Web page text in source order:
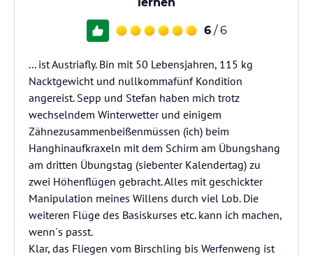
6 / 6
... ist Austriafly. Bin mit 50 Lebensjahren, 115 kg
Nacktgewicht und nullkommafünf Kondition
angereist. Sepp und Stefan haben mich trotz
wechselndem Winterwetter und einigem
Zähnezusammenbeißenmüssen (ich) beim
Hanghinaufkraxeln mit dem Schirm am Übungshang
am dritten Übungstag (siebenter Kalendertag) zu
zwei Höhenflügen gebracht. Alles mit geschickter
Manipulation meines Willens durch viel Lob. Die
weiteren Flüge des Basiskurses etc. kann ich machen,
wenn´s passt.
Klar, das Fliegen vom Birschling bis Werfenweng ist